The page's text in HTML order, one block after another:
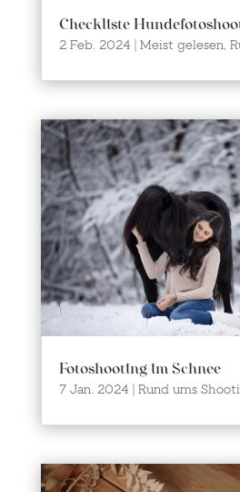
Checkliste
2 Feb. 2024 Meist gelesen,
Fotoshooting im Schnee
7 Jan. 2024 Rund ums